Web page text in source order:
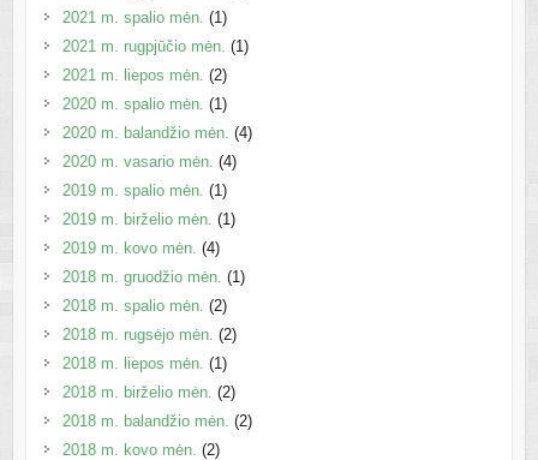
2021 m. spalio mėn. (1)
2021 m. rugpjūčio mėn. (1)
2021 m. liepos mėn. (2)
2020 m. spalio mėn. (1)
2020 m. balandžio mėn. (4)
2020 m. vasario mėn. (4)
2019 m. spalio mėn. (1)
2019 m. birželio mėn. (1)
2019 m. kovo mėn. (4)
2018 m. gruodžio mėn. (1)
2018 m. spalio mėn. (2)
2018 m. rugsėjo mėn. (2)
2018 m. liepos mėn. (1)
2018 m. birželio mėn. (2)
2018 m. balandžio mėn. (2)
2018 m. kovo mėn. (2)